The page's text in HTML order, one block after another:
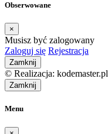
Obserwowane
×
Musisz być zalogowany
Zaloguj się Rejestracja
Zamknij
© Realizacja: kodemaster.pl
Zamknij
Menu